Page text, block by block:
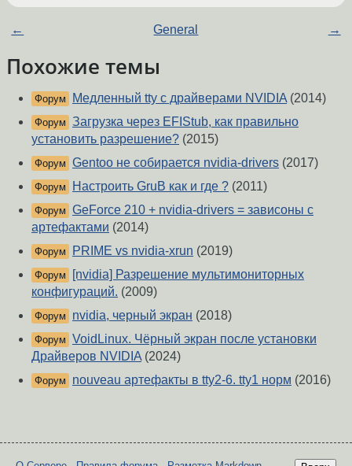
← General →
Похожие темы
Форум Медленный tty с драйверами NVIDIA (2014)
Форум Загрузка через EFIStub, как правильно
установить разрешение? (2015)
Форум Gentoo не собирается nvidia-drivers (2017)
Форум Настроить GruB как и где ? (2011)
Форум GeForce 210 + nvidia-drivers = зависоны с
артефактами (2014)
Форум PRIME vs nvidia-xrun (2019)
Форум
[nvidia] Разрешение мультимониторных
конфигураций. (2009)
Форум nvidia, черный экран (2018)
Форум VoidLinux. Чёрный экран после установки
Драйверов NVIDIA (2024)
Форум nouveau артефакты в tty2-6. tty1 норм (2016)